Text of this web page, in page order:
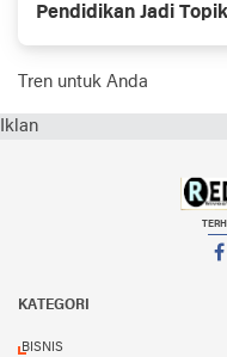
Pendidikan Jadi
Tren untuk Anda
Iklan
KATEGORI
BISNIS